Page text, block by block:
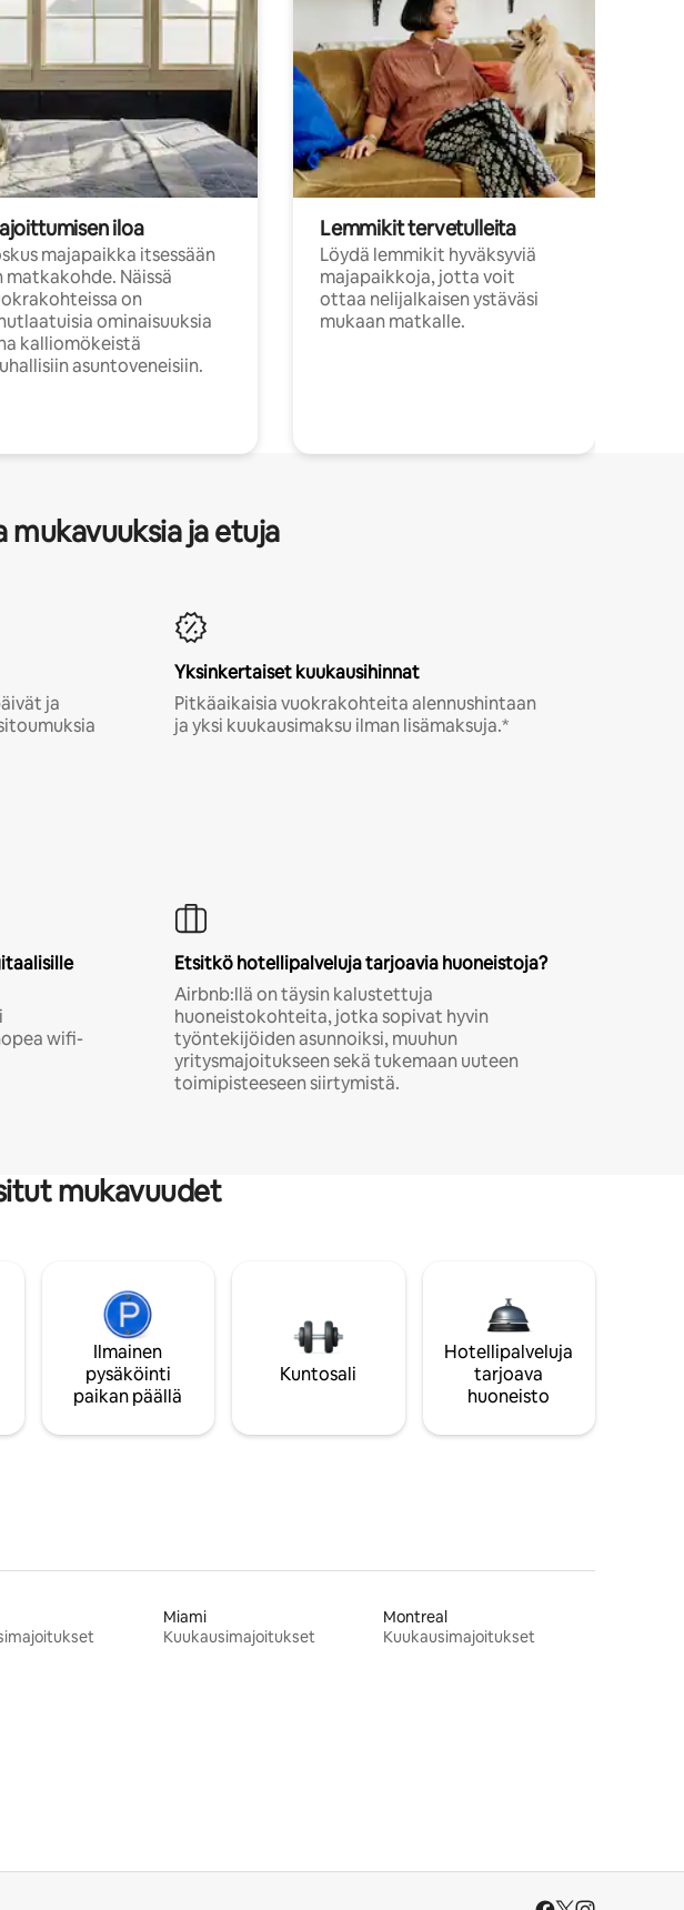
iloa
majapaikka itsessään
matkakohde. Näissä
on
ominaisuuksia
kalliomökeistä
asuntoveneisiin.
Lemmikit tervetulleita
Löydä lemmikit hyväksyviä
majapaikkoja, jotta voit
ottaa nelijalkaisen ystäväsi
mukaan matkalle.
ja etuja
ja
Yksinkertaiset kuukausihinnat
Pitkäaikaisia vuokrakohteita alennushintaan
ja yksi kuukausimaksu ilman lisämaksuja.*
wifi-
Etsitkö hotellipalveluja tarjoavia huoneistoja?
Airbnb:llä on täysin kalustettuja
huoneistokohteita, jotka sopivat hyvin
työntekijöiden asunnoiksi, muuhun
yritysmajoitukseen sekä tukemaan uuteen
toimipisteeseen siirtymistä.
mukavuudet
Ilmainen
pysäköinti
paikan päällä
Kuntosali
Hotellipalveluja
tarjoava
huoneisto
Miami
Kuukausimajoitukset
Montreal
Kuukausimajoitukset